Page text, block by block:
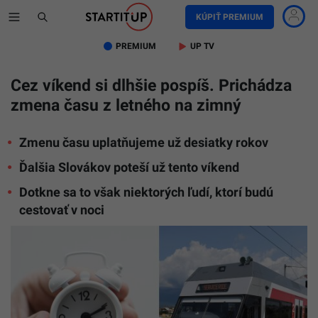
KÚPIŤ PREMIUM
PREMIUM UP TV
Cez víkend si dlhšie pospíš. Prichádza
zmena času z letného na zimný
Zmenu času uplatňujeme už desiatky rokov
Ďalšia Slovákov poteší už tento víkend
Dotkne sa to však niektorých ľudí, ktorí budú
cestovať v noci